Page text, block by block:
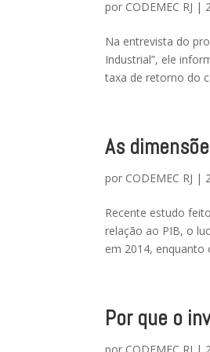
por CODEMEC RJ |
Na entrevista do
Industrial”, ele
taxa de retorno do
As
por CODEMEC RJ |
Recente estudo
relação ao PIB, o
em 2014, enquanto
Por que o